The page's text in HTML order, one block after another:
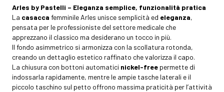
Arles by Pastelli – Eleganza semplice, funzionalità pratica
La casacca femminile Arles unisce semplicità ed eleganza,
pensata per le professioniste del settore medicale che
apprezzano il classico ma desiderano un tocco in più.
Il fondo asimmetrico si armonizza con la scollatura rotonda,
creando un dettaglio estetico raffinato che valorizza il capo.
La chiusura con bottoni automatici nickel-free permette di
indossarla rapidamente, mentre le ampie tasche laterali e il
piccolo taschino sul petto offrono massima praticità per l’attività